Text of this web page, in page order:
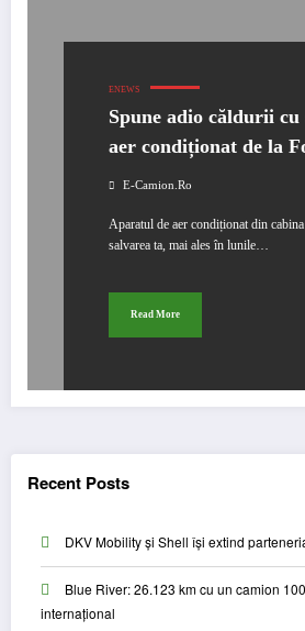
ENEWS
Spune adio căldurii cu
aer condiționat de la
E-Camion.ro
Aparatul de aer condiționat din
salvarea ta, mai ales în lunile…
Read More
Recent Posts
DKV Mobility și Shell își extind
Blue River: 26.123 km cu un camion
internațional